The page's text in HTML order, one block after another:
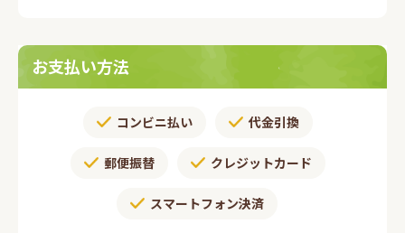
お支払い方法
コンビニ払い 代金引換
郵便振替​ クレジットカード
スマートフォン決済